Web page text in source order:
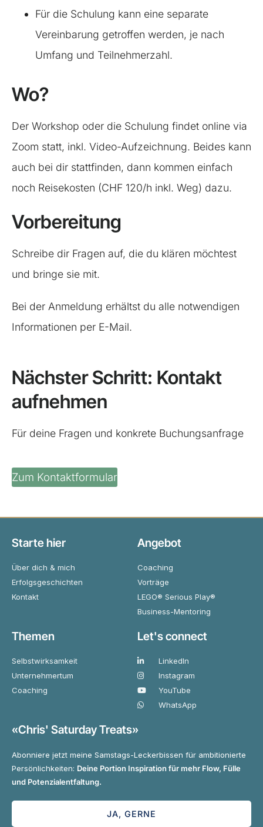
Für die Schulung kann eine separate
Vereinbarung getroffen werden, je nach
Umfang und Teilnehmerzahl.
Wo?
Der Workshop oder die Schulung findet online via
Zoom statt, inkl. Video-Aufzeichnung. Beides kann
auch bei dir stattfinden, dann kommen einfach
noch Reisekosten (CHF 120/h inkl. Weg) dazu.
Vorbereitung
Schreibe dir Fragen auf, die du klären möchtest
und bringe sie mit.
Bei der Anmeldung erhältst du alle notwendigen
Informationen per E-Mail.
Nächster Schritt: Kontakt
aufnehmen
Für deine Fragen und konkrete Buchungsanfrage
Zum Kontaktformular
Starte hier
Über dich & mich
Erfolgsgeschichten
Kontakt
Angebot
Coaching
Vorträge
LEGO® Serious Play®
Business-Mentoring
Themen
Selbstwirksamkeit
Unternehmertum
Coaching
Let's connect
LinkedIn
Instagram
YouTube
WhatsApp
«Chris' Saturday Treats»
Abonniere jetzt meine Samstags-Leckerbissen für ambitionierte
Persönlichkeiten: Deine Portion Inspiration für mehr Flow, Fülle
und Potenzialentfaltung.
JA, GERNE